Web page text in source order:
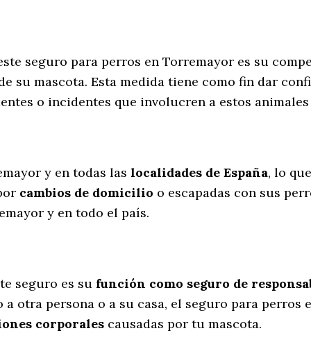
seguro para perros en Torremayor es su
su mascota. Esta medida tiene como fin dar
o incidentes que involucren a estos
y en todas las localidades de España, lo
cambios de domicilio o escapadas con sus
y en todo el país.
seguro es su función como seguro de
a otra persona o a su casa, el seguro para perros
corporales causadas por tu mascota.